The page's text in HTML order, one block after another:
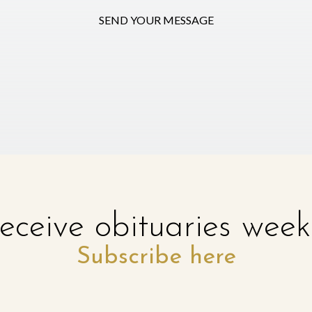
SEND YOUR MESSAGE
obituaries
Subscribe here